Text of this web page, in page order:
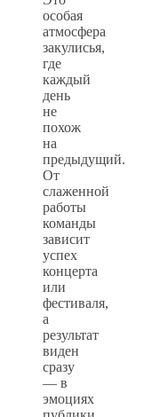
особая
атмосфера
закулисья,
где
каждый
день
не
похож
на
предыдущий.
От
слаженной
работы
команды
зависит
успех
концерта
или
фестиваля,
а
результат
виден
сразу
— в
эмоциях